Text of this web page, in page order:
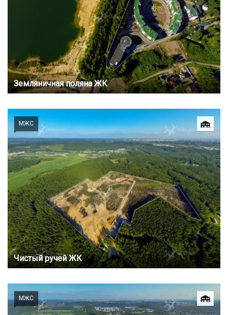
Земляничная поляна ЖК
МЖС
Чистый ручей ЖК
МЖС